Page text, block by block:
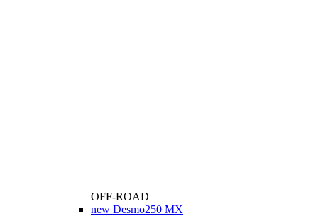
OFF-ROAD
new Desmo250 MX